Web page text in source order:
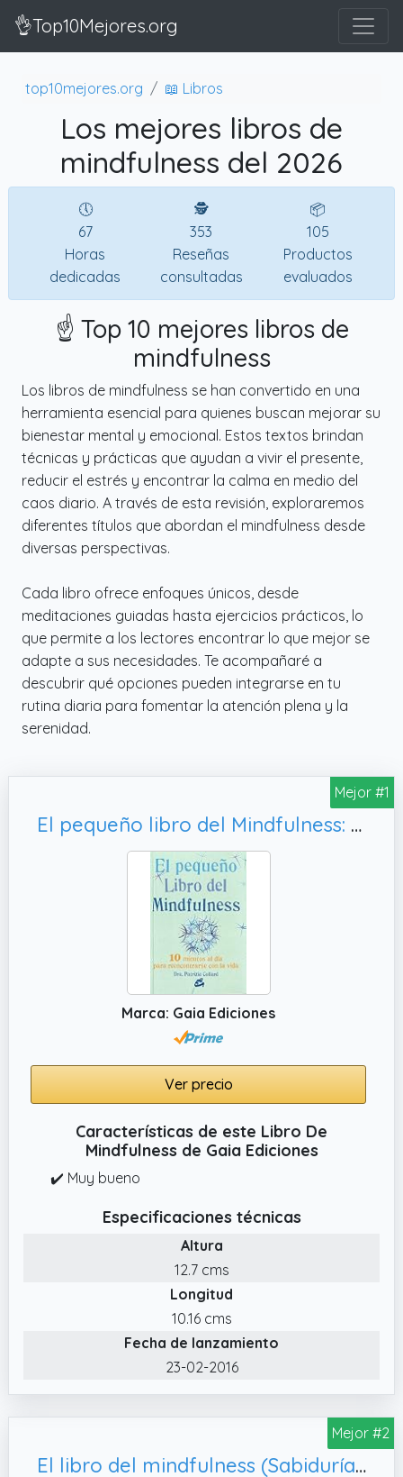
👌Top10Mejores.org
top10mejores.org 📖 Libros
Los mejores libros de
mindfulness del 2026
🕔
67
Horas
dedicadas
🕵
353
Reseñas
consultadas
📦
105
Productos
evaluados
☝️ Top 10 mejores libros de
mindfulness
Los libros de mindfulness se han convertido en una
herramienta esencial para quienes buscan mejorar su
bienestar mental y emocional. Estos textos brindan
técnicas y prácticas que ayudan a vivir el presente,
reducir el estrés y encontrar la calma en medio del
caos diario. A través de esta revisión, exploraremos
diferentes títulos que abordan el mindfulness desde
diversas perspectivas.
Cada libro ofrece enfoques únicos, desde
meditaciones guiadas hasta ejercicios prácticos, lo
que permite a los lectores encontrar lo que mejor se
adapte a sus necesidades. Te acompañaré a
descubrir qué opciones pueden integrarse en tu
rutina diaria para fomentar la atención plena y la
serenidad.
Mejor #1
El pequeño libro del Mindfulness: 10 Minutos al día para reencontrrse con la vida
Marca: Gaia Ediciones
Ver precio
Características de este Libro De
Mindfulness de Gaia Ediciones
✔️ Muy bueno
Especificaciones técnicas
Altura
12.7 cms
Longitud
10.16 cms
Fecha de lanzamiento
23-02-2016
Mejor #2
El libro del mindfulness (Sabiduría perenne)